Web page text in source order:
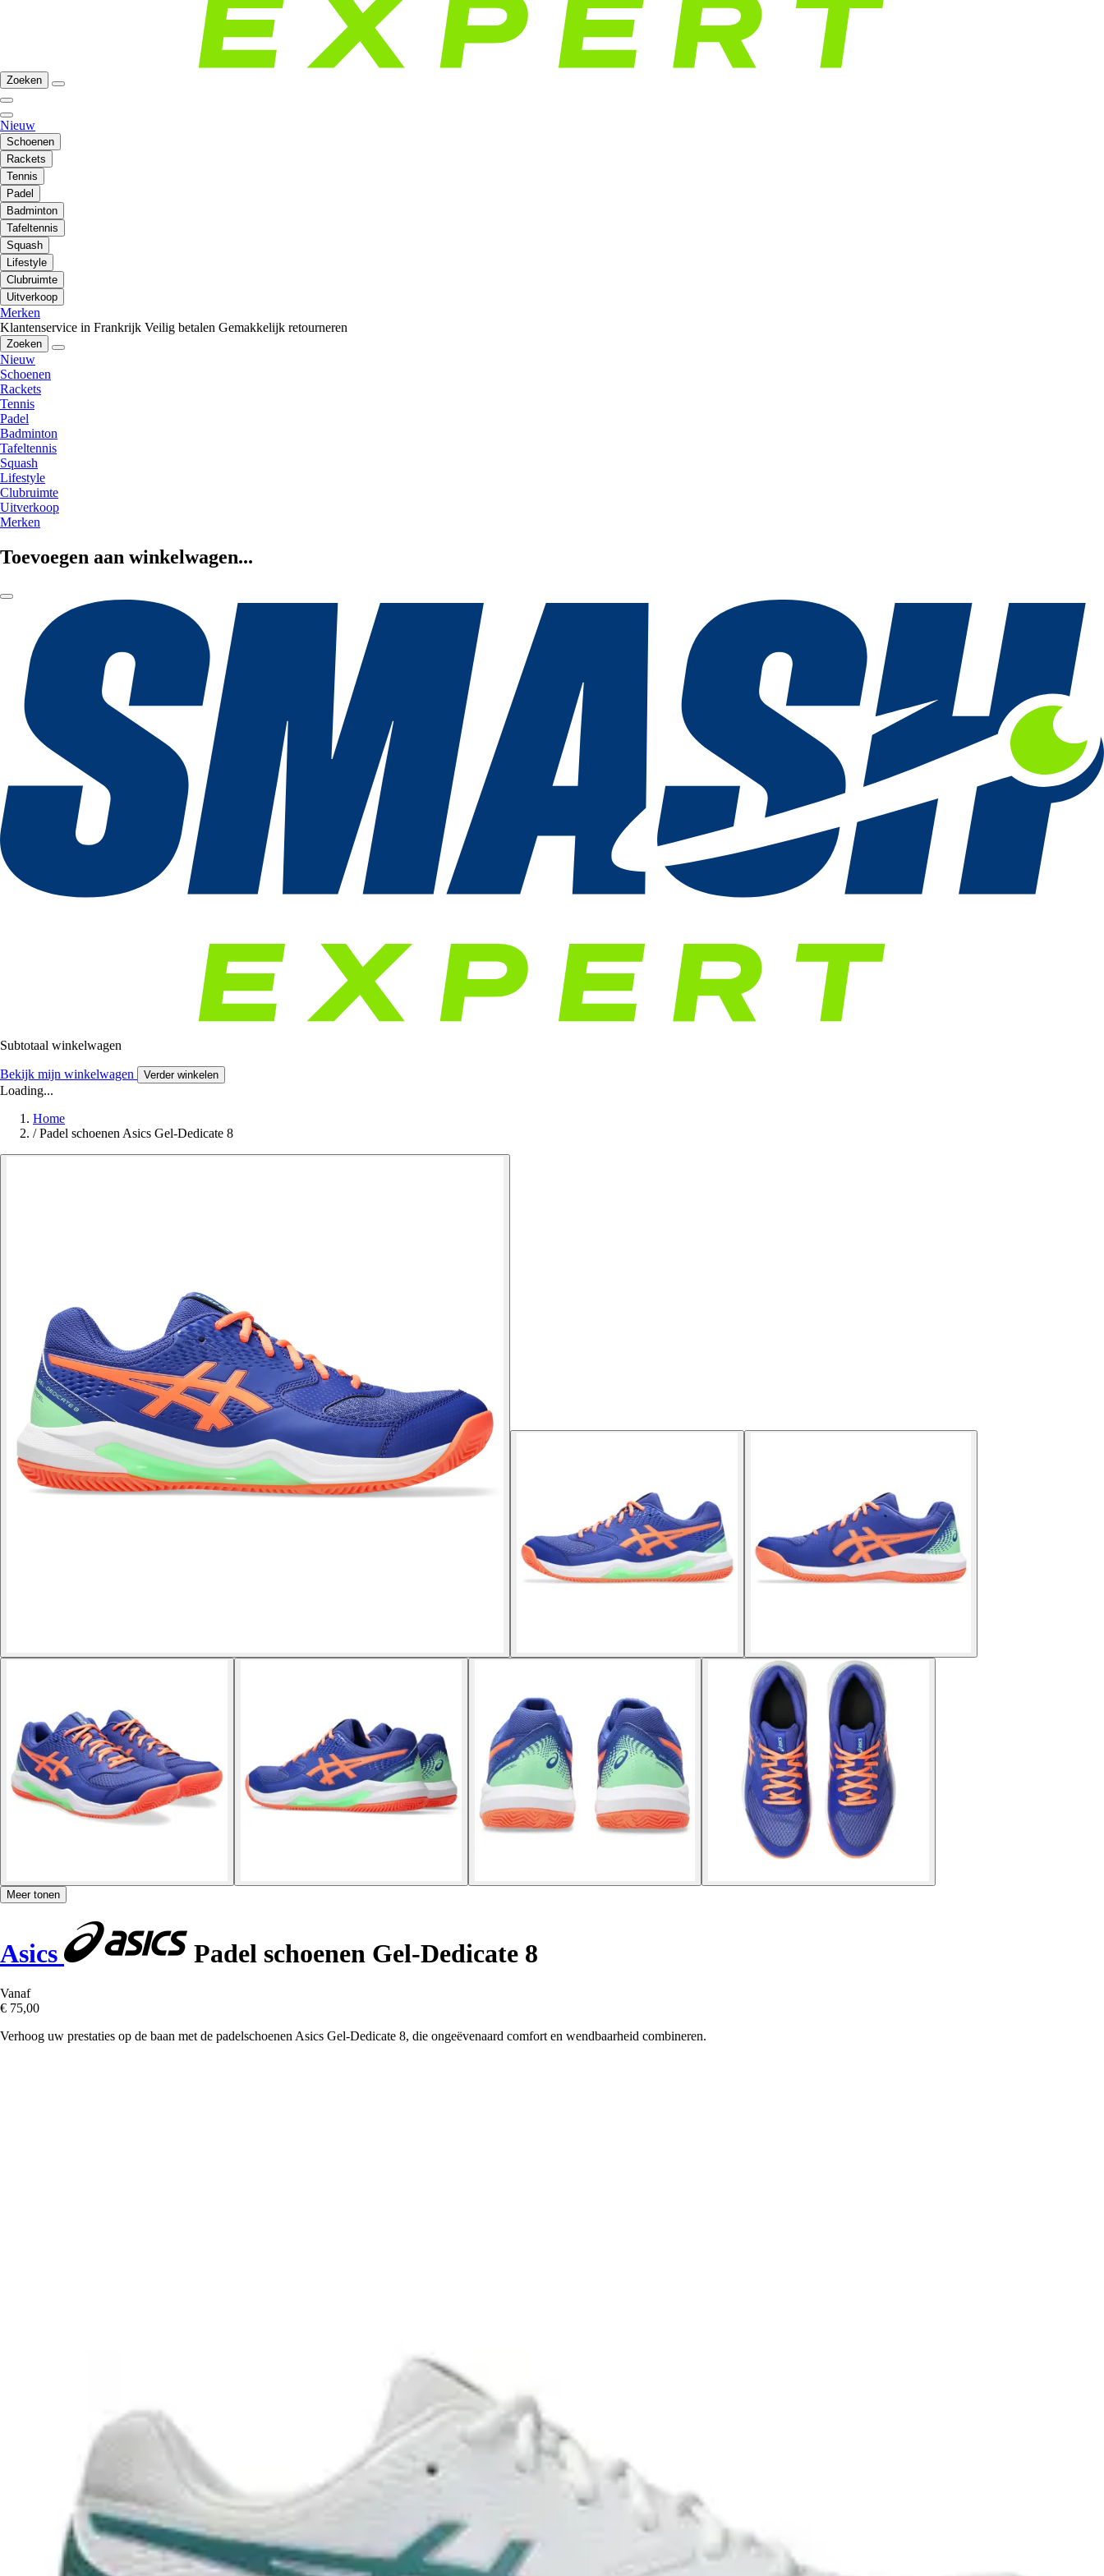
Zoeken
Nieuw
Schoenen
Rackets
Tennis
Padel
Badminton
Tafeltennis
Squash
Lifestyle
Clubruimte
Uitverkoop
Merken
Klantenservice in Frankrijk Veilig betalen Gemakkelijk retourneren
Zoeken
Nieuw
Schoenen
Rackets
Tennis
Padel
Badminton
Tafeltennis
Squash
Lifestyle
Clubruimte
Uitverkoop
Merken
Toevoegen aan winkelwagen...
Subtotaal winkelwagen
Bekijk mijn winkelwagen Verder winkelen
Loading...
Home
/ Padel schoenen Asics Gel-Dedicate 8
Meer tonen
Asics Padel schoenen Gel-Dedicate 8
Vanaf
€ 75,00
Verhoog uw prestaties op de baan met de padelschoenen Asics Gel-Dedicate 8, die ongeëvenaard comfort en wendbaarheid combineren.